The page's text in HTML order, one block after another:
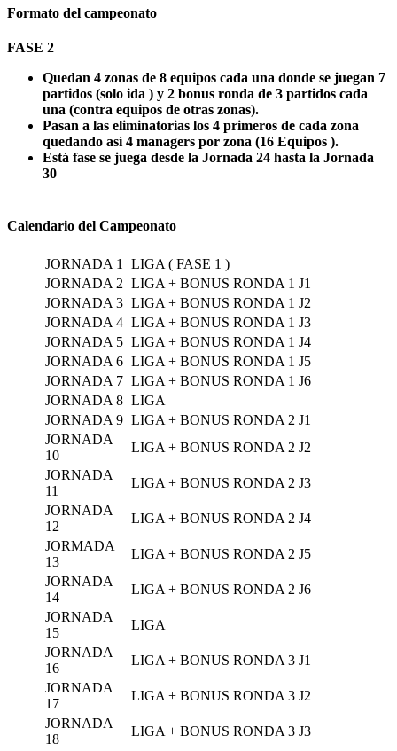
Formato del campeonato
FASE 2
Quedan 4 zonas de 8 equipos cada una donde se juegan 7
partidos (solo ida ) y 2 bonus ronda de 3 partidos cada
una (contra equipos de otras zonas).
Pasan a las eliminatorias los 4 primeros de cada zona
quedando así 4 managers por zona (16 Equipos ).
Está fase se juega desde la Jornada 24 hasta la Jornada
30
Calendario del Campeonato
JORNADA 1
LIGA ( FASE 1 )
JORNADA 2 LIGA + BONUS RONDA 1 J1
JORNADA 3 LIGA + BONUS RONDA 1 J2
JORNADA 4 LIGA + BONUS RONDA 1 J3
JORNADA 5 LIGA + BONUS RONDA 1 J4
JORNADA 6 LIGA + BONUS RONDA 1 J5
JORNADA 7 LIGA + BONUS RONDA 1 J6
JORNADA 8 LIGA
JORNADA 9 LIGA + BONUS RONDA 2 J1
JORNADA
10
LIGA + BONUS RONDA 2 J2
JORNADA
11
LIGA + BONUS RONDA 2 J3
JORNADA
12
LIGA + BONUS RONDA 2 J4
JORMADA
13
LIGA + BONUS RONDA 2 J5
JORNADA
14
LIGA + BONUS RONDA 2 J6
JORNADA
15
LIGA
JORNADA
16
LIGA + BONUS RONDA 3 J1
JORNADA
17
LIGA + BONUS RONDA 3 J2
JORNADA
18
LIGA + BONUS RONDA 3 J3